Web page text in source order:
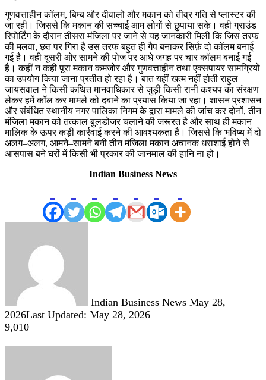
गुणवत्ताहीन कॉलम, बिम्ब और दीवालो और मकान को तीव्र गति से प्लास्टर की
जा रही। जिससे कि मकान की सच्चाई आम लोगों से छुपाया सके। वही ग्राउंड
रिपोर्टिंग के दौरान तीसरा मंजिला पर जाने से यह जानकारी मिली कि जिस तरफ
की मलवा, छत पर गिरा है उस तरफ बहुत ही गैप बनाकर सिर्फ़ दो कॉलम बनाई
गई है। वही दूसरी ओर सामने की पोज पर आधे जगह पर चार कॉलम बनाई गई
है। कहीं न कही पूरा मकान कमजोर और गुणवत्ताहीन तथा एक्सपायर सामग्रियों
का उपयोग किया जाना प्रतीत हो रहा है। बात यहीं खत्म नहीं होती राहुल
जायसवाल ने किसी कथित मानवाधिकार से जुड़ी किसी रानी कश्यप का संरक्षण
लेकर हमें कॉल कर मामले को दबाने का प्रयास किया जा रहा। शासन प्रशासन
और संबंधित स्थानीय नगर पालिका निगम के द्वारा मामले की जांच कर दोनों, तीन
मंजिला मकान को तत्काल बुलडोजर चलाने की जरूरत है और साथ ही मकान
मालिक के ऊपर कड़ी कार्रवाई करने की आवश्यकता है। जिससे कि भविष्य में दो
अलग–अलग, आमने–सामने बनी तीन मंजिला मकान अचानक धराशाई होने से
आसपास बने घरों में किसी भी प्रकार की जानमाल की हानि ना हो।
Indian Business News
Indian Business News May 28,
2026Last Updated: May 28, 2026
9,010